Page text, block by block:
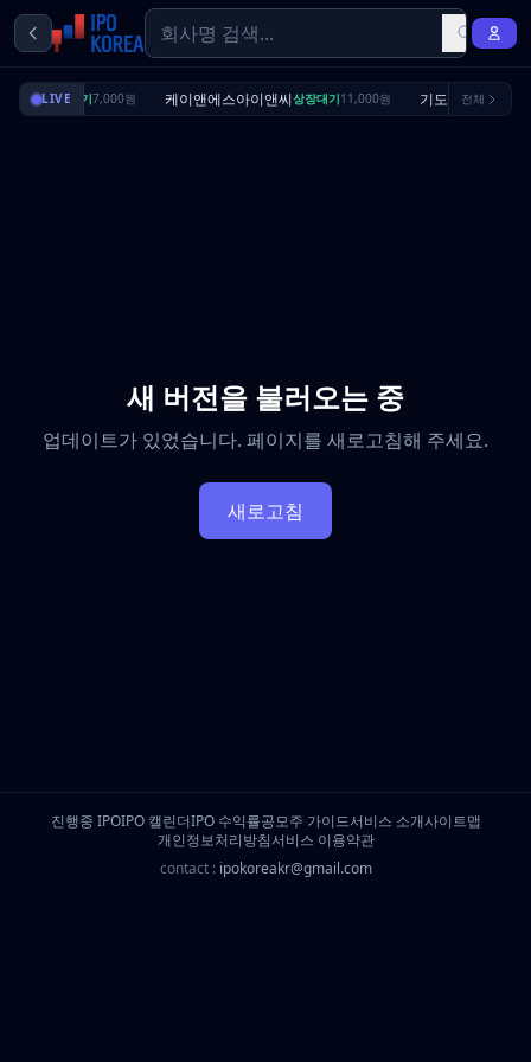
LIVE
셔스상장대기7,000원 케이앤에스아이앤씨상장대기11,000원 기도산업수요예측
전체
새 버전을 불러오는 중
업데이트가 있었습니다. 페이지를 새로고침해 주세요.
새로고침
진행중 IPOIPO 캘린더IPO 수익률공모주 가이드서비스 소개사이트맵
개인정보처리방침서비스 이용약관
contact : ipokoreakr@gmail.com